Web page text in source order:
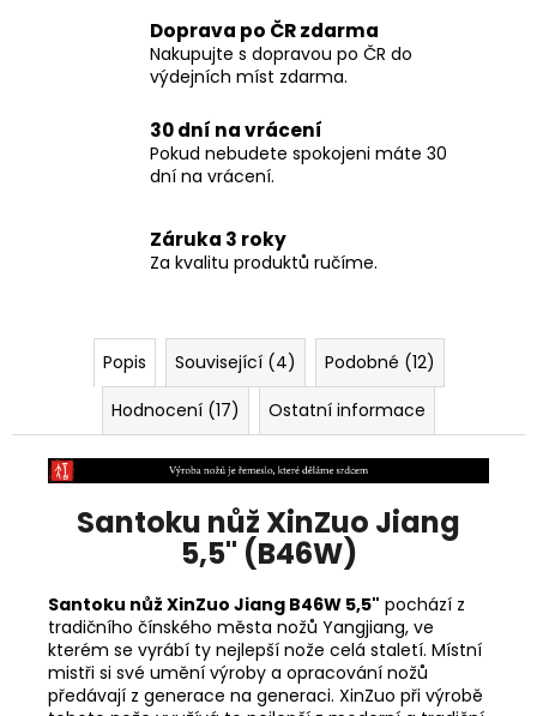
Doprava po ČR zdarma
Nakupujte s dopravou po ČR do
výdejních míst zdarma.
30 dní na vrácení
Pokud nebudete spokojeni máte 30
dní na vrácení.
Záruka 3 roky
Za kvalitu produktů ručíme.
Popis Související (4)
Podobné (12)
Hodnocení (17)
Ostatní informace
Santoku nůž XinZuo Jiang
5,5" (B46W)
Santoku nůž XinZuo Jiang B46W 5,5" pochází z
tradičního čínského města nožů Yangjiang, ve
kterém se vyrábí ty nejlepší nože celá staletí. Místní
mistři si své umění výroby a opracování nožů
předávají z generace na generaci. XinZuo při výrobě